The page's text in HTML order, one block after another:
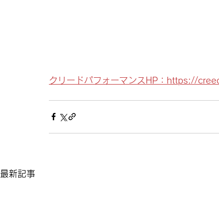
クリードパフォーマンスHP：https://
最新記事